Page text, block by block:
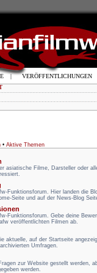
• Aktive Themen
asiatische Filme, Darsteller oder
Funktionsforum. Hier landen die
Seite und auf der News-Blog
Funktionsforum. Gebe deine
veröffentlichten Filmen ab.
aktuelle, auf der Startseite
Umfragen.
zur Website gestellt werden,
werden.
| VERÖFFENTLICHUNGEN